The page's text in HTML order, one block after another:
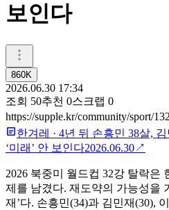
보인다
860K
2026.06.30 17:34
조회 50추천 0스크랩 0
https://supple.kr/community/sport/
한겨레 · 4년 뒤 손흥민 38살,
‘미래’ 안 보인다2026.06.30↗
2026 북중미 월드컵 32강 탈락은
제를 남겼다. 재도약의 가능성을
재’다. 손흥민(34)과 김민재(30),